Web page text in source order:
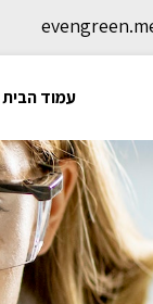
עמוד הבית